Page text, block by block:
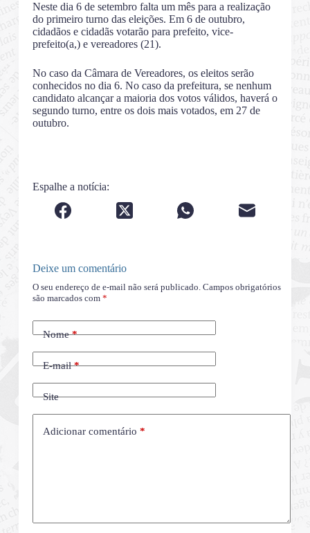
Neste dia 6 de setembro falta um mês para a realização
do primeiro turno das eleições. Em 6 de outubro,
cidadãos e cidadãs votarão para prefeito, vice-
prefeito(a,) e vereadores (21).
No caso da Câmara de Vereadores, os eleitos serão
conhecidos no dia 6. No caso da prefeitura, se nenhum
candidato alcançar a maioria dos votos válidos, haverá o
segundo turno, entre os dois mais votados, em 27 de
outubro.
Espalhe a notícia:
Deixe um comentário
O seu endereço de e-mail não será publicado. Campos obrigatórios
são marcados com *
Nome*
E-mail*
Site
Adicionar comentário *